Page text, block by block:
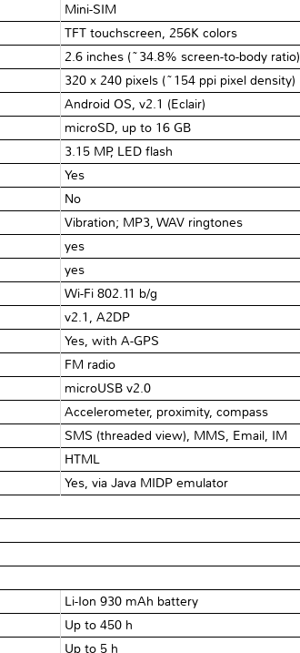
Mini-SIM
TFT touchscreen, 256K colors
2.6 inches (~34.8% screen-to-body ratio)
320 x 240 pixels (~154 ppi pixel density)
Android OS, v2.1 (Eclair)
microSD, up to 16 GB
3.15 MP, LED flash
Yes
No
Vibration; MP3, WAV ringtones
yes
yes
Wi-Fi 802.11 b/g
v2.1, A2DP
Yes, with A-GPS
FM radio
microUSB v2.0
Accelerometer, proximity, compass
SMS (threaded view), MMS, Email, IM
HTML
Yes, via Java MIDP emulator
Li-Ion 930 mAh battery
Up to 450 h
Up to 5 h